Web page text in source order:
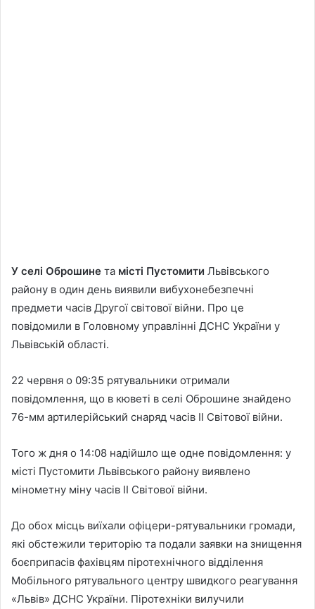
У селі Оброшине та місті Пустомити Львівського
району в один день виявили вибухонебезпечні
предмети часів Другої світової війни. Про це
повідомили в Головному управлінні ДСНС України у
Львівській області.
22 червня о 09:35 рятувальники отримали
повідомлення, що в кюветі в селі Оброшине знайдено
76-мм артилерійський снаряд часів ІІ Світової війни.
Того ж дня о 14:08 надійшло ще одне повідомлення: у
місті Пустомити Львівського району виявлено
мінометну міну часів ІІ Світової війни.
До обох місць виїхали офіцери-рятувальники громади,
які обстежили територію та подали заявки на знищення
боєприпасів фахівцям піротехнічного відділення
Мобільного рятувального центру швидкого реагування
«Львів» ДСНС України. Піротехніки вилучили